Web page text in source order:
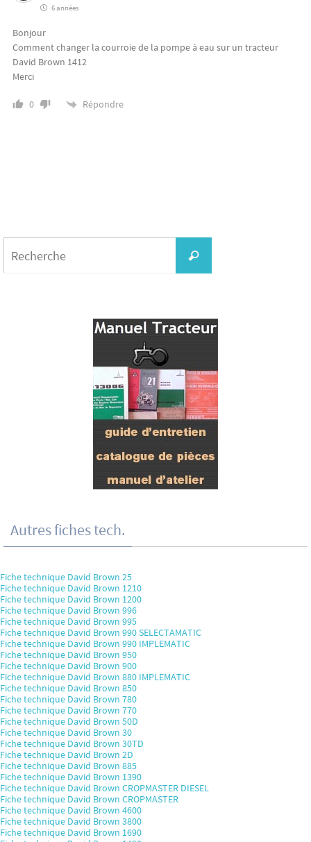
6 années
Bonjour
Comment changer la courroie de la pompe à eau sur un tracteur
David Brown 1412
Merci
0 Répondre
Recherche
Autres fiches tech.
Fiche technique David Brown 25
Fiche technique David Brown 1210
Fiche technique David Brown 1200
Fiche technique David Brown 996
Fiche technique David Brown 995
Fiche technique David Brown 990 SELECTAMATIC
Fiche technique David Brown 990 IMPLEMATIC
Fiche technique David Brown 950
Fiche technique David Brown 900
Fiche technique David Brown 880 IMPLEMATIC
Fiche technique David Brown 850
Fiche technique David Brown 780
Fiche technique David Brown 770
Fiche technique David Brown 50D
Fiche technique David Brown 30
Fiche technique David Brown 30TD
Fiche technique David Brown 2D
Fiche technique David Brown 885
Fiche technique David Brown 1390
Fiche technique David Brown CROPMASTER DIESEL
Fiche technique David Brown CROPMASTER
Fiche technique David Brown 4600
Fiche technique David Brown 3800
Fiche technique David Brown 1690